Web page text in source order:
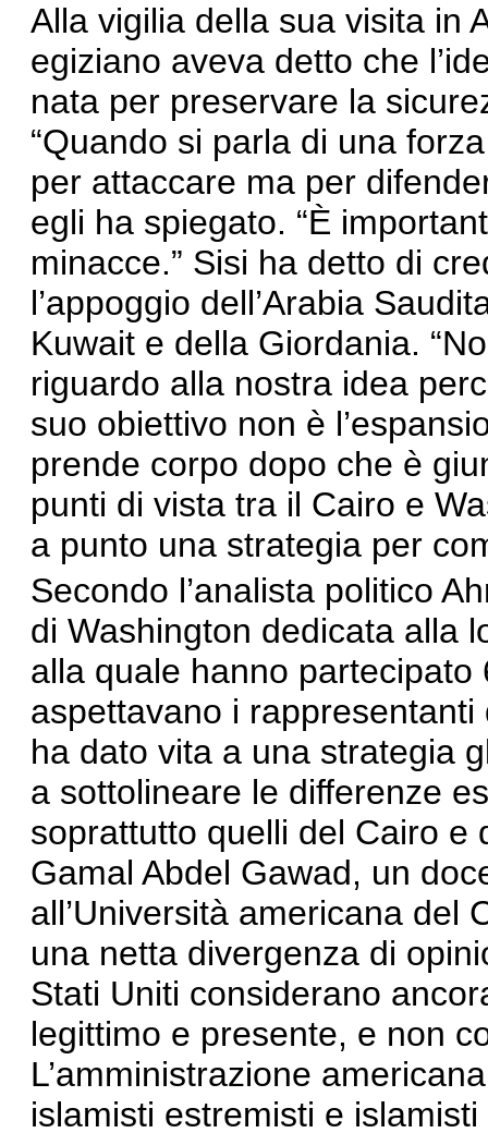
Alla vigilia della sua visita in
egiziano aveva detto che
nata per preservare la
“Quando si parla di una
per attaccare ma per
egli ha spiegato. “È
minacce.” Sisi ha detto di
l’appoggio dell’Arabia
Kuwait e della Giordania.
riguardo alla nostra idea
suo obiettivo non è
prende corpo dopo che è
punti di vista tra il Cairo e
a punto una strategia per
Secondo l’analista politico
di Washington dedicata alla
alla quale hanno partecipato
aspettavano i
ha dato vita a una strategia
a sottolineare le differenze
soprattutto quelli del Cairo e
Gamal Abdel Gawad, un
all’Università americana del
una netta divergenza di
Stati Uniti considerano
legittimo e presente, e non
L’amministrazione
islamisti estremisti e